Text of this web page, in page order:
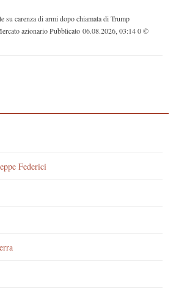
su carenza di armi dopo chiamata di Trump
azionario Pubblicato 06.08.2026, 03:14 0 ©
Federici